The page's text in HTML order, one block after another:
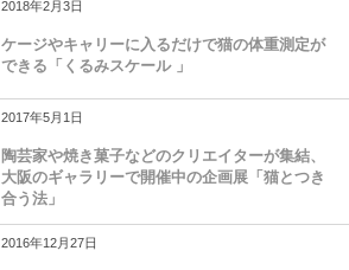
2018年2月3日
ケージやキャリーに入るだけで猫の体重測定が
できる「くるみスケール 」
2017年5月1日
陶芸家や焼き菓子などのクリエイターが集結、
大阪のギャラリーで開催中の企画展「猫とつき
合う法」
2016年12月27日